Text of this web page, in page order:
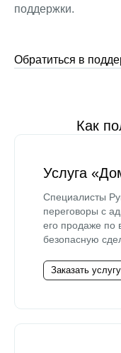
поддержки.
Обратиться в
Как
Услуга
Специалисты
переговоры с
его продаже по
безопасную
Заказать услугу